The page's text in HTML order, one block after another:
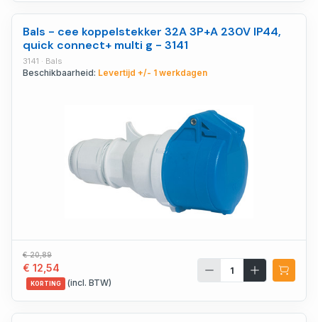
Bals - cee koppelstekker 32A 3P+A 230V IP44,
quick connect+ multi g - 3141
3141 · Bals
Beschikbaarheid: Levertijd +/- 1 werkdagen
€ 20,89
€ 12,54
KORTING (incl. BTW)